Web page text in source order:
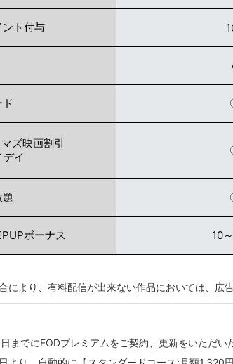
ト付与
ズ映画割引
デイ
ボーナス 10
より、有料配信が出来ない作品においては、広告
までにFODプレミアムをご契約、更新をいただい